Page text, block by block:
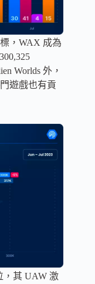
，WAX 成為
Worlds 外，
門遊戲也有貢
，其 UAW 激